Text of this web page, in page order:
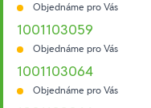
Objednáme pro Vás
1001103059
Objednáme pro Vás
1001103064
Objednáme pro Vás